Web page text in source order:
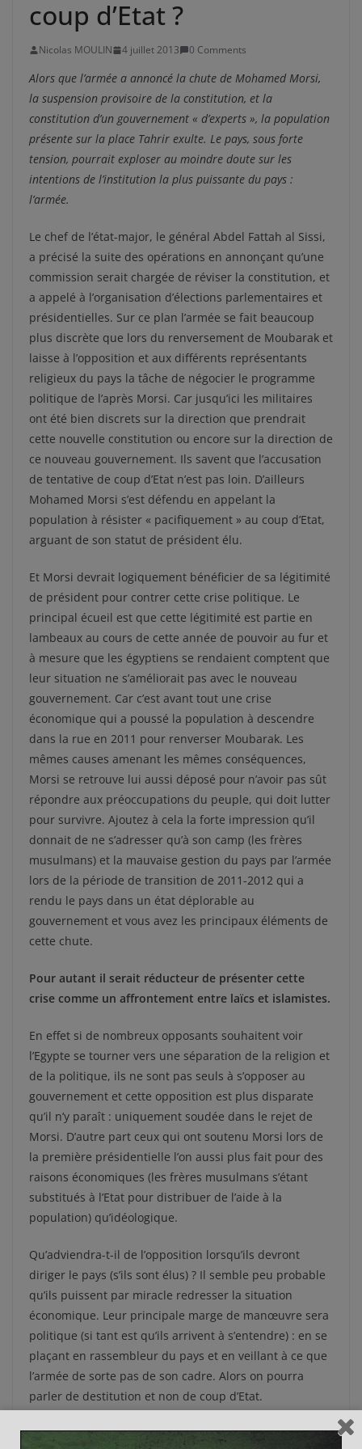
coup d’Etat ?
Nicolas MOULIN 4 juillet 2013 0 Comments
Alors que l’armée a annoncé la chute de Mohamed Morsi,
la suspension provisoire de la constitution, et la
constitution d’un gouvernement « d’experts », la population
présente sur la place Tahrir exulte. Le pays, sous forte
tension, pourrait exploser au moindre doute sur les
intentions de l’institution la plus puissante du pays :
l’armée.
Le chef de l’état-major, le général Abdel Fattah al Sissi,
a précisé la suite des opérations en annonçant qu’une
commission serait chargée de réviser la constitution, et
a appelé à l’organisation d’élections parlementaires et
présidentielles. Sur ce plan l’armée se fait beaucoup
plus discrète que lors du renversement de Moubarak et
laisse à l’opposition et aux différents représentants
religieux du pays la tâche de négocier le programme
politique de l’après Morsi. Car jusqu’ici les militaires
ont été bien discrets sur la direction que prendrait
cette nouvelle constitution ou encore sur la direction de
ce nouveau gouvernement. Ils savent que l’accusation
de tentative de coup d’Etat n’est pas loin. D’ailleurs
Mohamed Morsi s’est défendu en appelant la
population à résister « pacifiquement » au coup d’Etat,
arguant de son statut de président élu.
Et Morsi devrait logiquement bénéficier de sa légitimité
de président pour contrer cette crise politique. Le
principal écueil est que cette légitimité est partie en
lambeaux au cours de cette année de pouvoir au fur et
à mesure que les égyptiens se rendaient comptent que
leur situation ne s’améliorait pas avec le nouveau
gouvernement. Car c’est avant tout une crise
économique qui a poussé la population à descendre
dans la rue en 2011 pour renverser Moubarak. Les
mêmes causes amenant les mêmes conséquences,
Morsi se retrouve lui aussi déposé pour n’avoir pas sût
répondre aux préoccupations du peuple, qui doit lutter
pour survivre. Ajoutez à cela la forte impression qu’il
donnait de ne s’adresser qu’à son camp (les frères
musulmans) et la mauvaise gestion du pays par l’armée
lors de la période de transition de 2011-2012 qui a
rendu le pays dans un état déplorable au
gouvernement et vous avez les principaux éléments de
cette chute.
Pour autant il serait réducteur de présenter cette
crise comme un affrontement entre laïcs et islamistes.
En effet si de nombreux opposants souhaitent voir
l’Egypte se tourner vers une séparation de la religion et
de la politique, ils ne sont pas seuls à s’opposer au
gouvernement et cette opposition est plus disparate
qu’il n’y paraît : uniquement soudée dans le rejet de
Morsi. D’autre part ceux qui ont soutenu Morsi lors de
la première présidentielle l’on aussi plus fait pour des
raisons économiques (les frères musulmans s’étant
substitués à l’Etat pour distribuer de l’aide à la
population) qu’idéologique.
Qu’adviendra-t-il de l’opposition lorsqu’ils devront
diriger le pays (s’ils sont élus) ? Il semble peu probable
qu’ils puissent par miracle redresser la situation
économique. Leur principale marge de manœuvre sera
politique (si tant est qu’ils arrivent à s’entendre) : en se
plaçant en rassembleur du pays et en veillant à ce que
l’armée de sorte pas de son cadre. Alors on pourra
parler de destitution et non de coup d’Etat.